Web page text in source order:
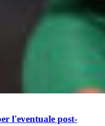
l'eventuale post-